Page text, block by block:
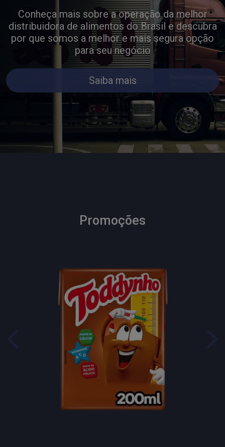
Conheça mais sobre a operação da melhor
distribuidora de alimentos do Brasil e descubra
por que somos a melhor e mais segura opção
para seu negócio
Saiba mais
Promoções